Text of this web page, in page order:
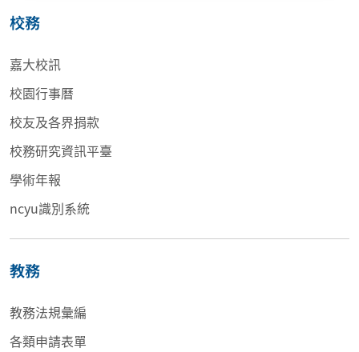
校務
嘉大校訊
校園行事曆
校友及各界捐款
校務研究資訊平臺
學術年報
ncyu識別系統
教務
教務法規彙編
各類申請表單